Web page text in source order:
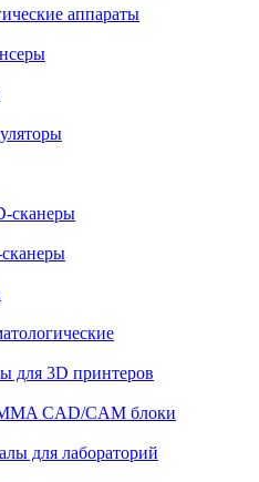
аппараты
сканеры
для 3D принтеров
CAD/CAM блоки
для лабораторий